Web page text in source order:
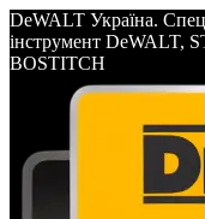
DeWALT Україна.
інструмент DeWALT,
BOSTITCH